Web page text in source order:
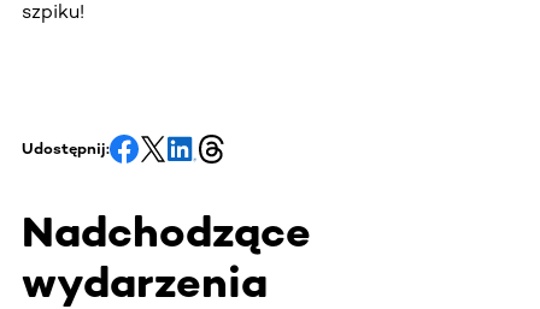
szpiku!
Udostępnij:
Nadchodzące
wydarzenia